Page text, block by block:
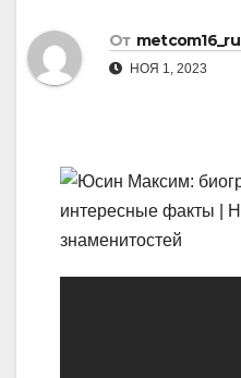
От metcom16_ru
НОЯ 1, 2023